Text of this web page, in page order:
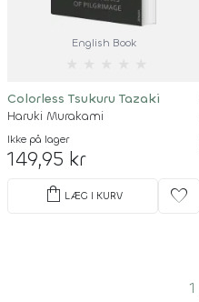
English Book
Colorless Tsukuru Tazaki
Haruki Murakami
Ikke på lager
149,95 kr
shopping_bag LÆG I KURV favorite
1